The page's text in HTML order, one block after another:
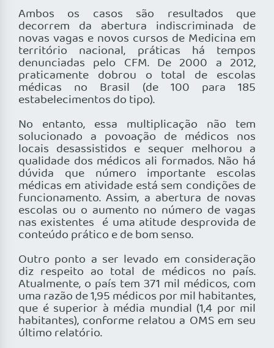
Ambos os casos são resultados que
decorrem da abertura indiscriminada de
novas vagas e novos cursos de Medicina em
território nacional, práticas há tempos
denunciadas pelo CFM. De 2000 a 2012,
praticamente dobrou o total de escolas
médicas no Brasil (de 100 para 185
estabelecimentos do tipo).
No entanto, essa multiplicação não tem
solucionado a povoação de médicos nos
locais desassistidos e sequer melhorou a
qualidade dos médicos ali formados. Não há
dúvida que número importante escolas
médicas em atividade está sem condições de
funcionamento. Assim, a abertura de novas
escolas ou o aumento no número de vagas
nas existentes é uma atitude desprovida de
conteúdo prático e de bom senso.
Outro ponto a ser levado em consideração
diz respeito ao total de médicos no país.
Atualmente, o país tem 371 mil médicos, com
uma razão de 1,95 médicos por mil habitantes,
que é superior à média mundial (1,4 por mil
habitantes), conforme relatou a OMS em seu
último relatório.